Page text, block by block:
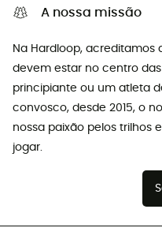
A nossa missão
Na Hardloop,
devem estar no centro
principiante ou um atleta
convosco, desde 2015, o
nossa paixão pelos trilhos
jogar.